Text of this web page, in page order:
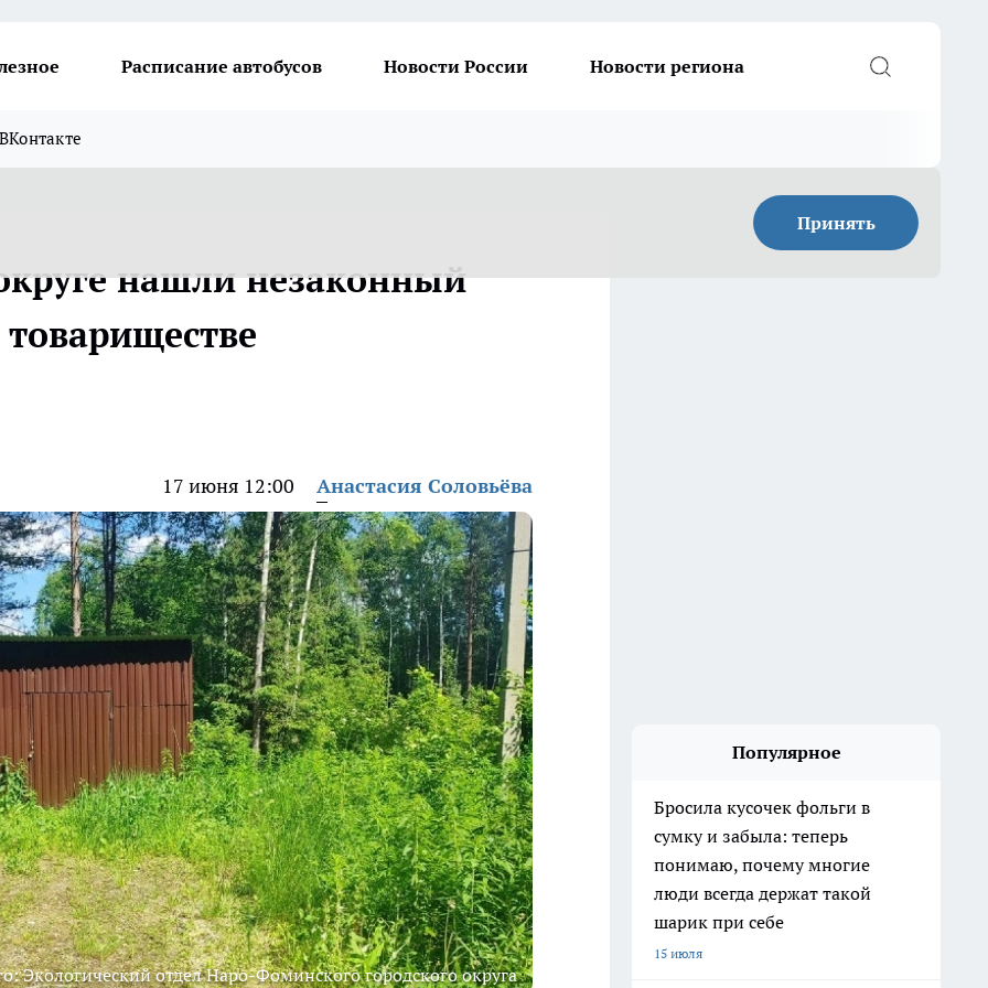
Расписание автобусов Новости России Новости региона
Принять
нашли незаконный
17 июня 12:00 Анастасия Соловьёва
Экологический отдел Наро-Фоминского городского округа
Популярное
Бросила кусочек фольги в
сумку и забыла: теперь
понимаю, почему многие
люди всегда держат такой
шарик при себе
15 июля